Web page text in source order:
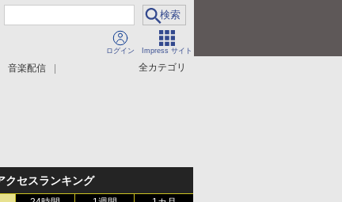
ログイン Impress サイト
全カテゴリ
音楽配信
クセスランキング